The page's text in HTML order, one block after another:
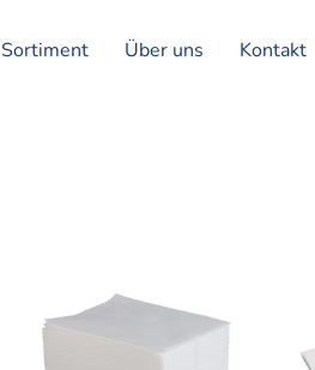
Sortiment Über uns Kontakt